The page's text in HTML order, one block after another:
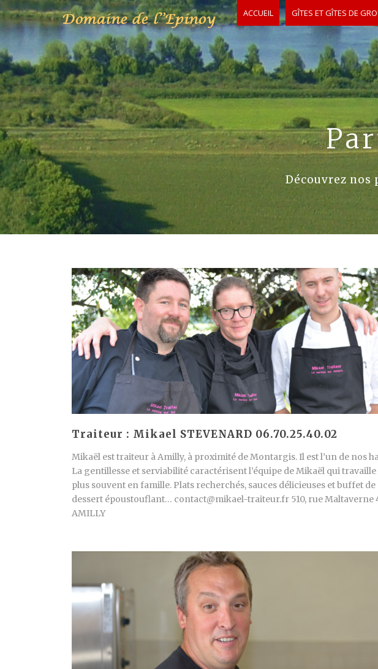
ACCUEIL GÎTES ET GÎTES DE
Découvrez nos
Traiteur : Mikael STEVENARD 06.70.25.40.02
Mikaël est traiteur à Amilly, à proximité de Montargis. Il est l’un de nos
La gentillesse et serviabilité caractérisent l’équipe de Mikaël qui travaille
plus souvent en famille. Plats recherchés, sauces délicieuses et buffet de
dessert époustouflant… contact@mikael-traiteur.fr 510, rue Maltaverne
AMILLY